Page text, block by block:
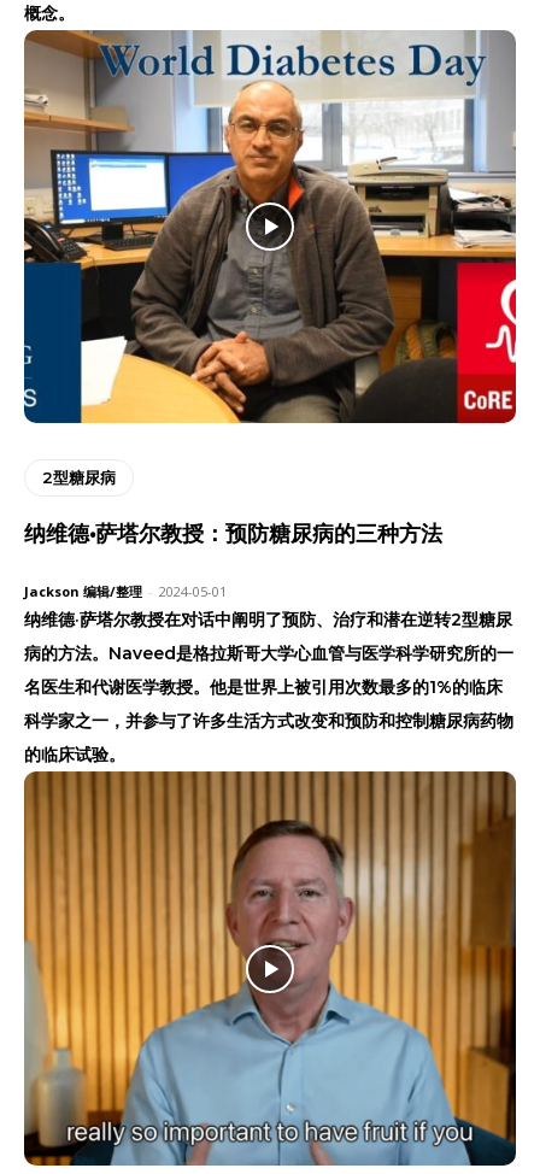
概念。
2型糖尿病
纳维德·萨塔尔教授：预防糖尿病的三种方法
Jackson 编辑/整理 - 2024-05-01
纳维德·萨塔尔教授在对话中阐明了预防、治疗和潜在逆转2型糖尿
病的方法。Naveed是格拉斯哥大学心血管与医学科学研究所的一
名医生和代谢医学教授。他是世界上被引用次数最多的1%的临床
科学家之一，并参与了许多生活方式改变和预防和控制糖尿病药物
的临床试验。